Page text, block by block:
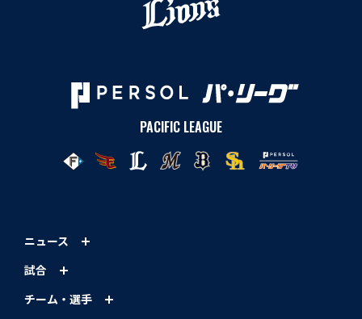
PACIFIC LEAGUE
ニュース
試合
チーム・選手